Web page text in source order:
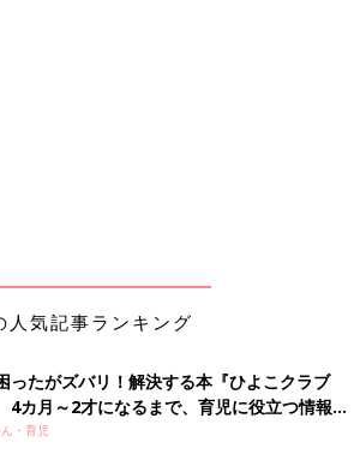
人気記事ランキング
ったがズバリ！解決する本『ひよこクラブ
カ月～2才になるまで、育児に役立つ情報が
！
・育児